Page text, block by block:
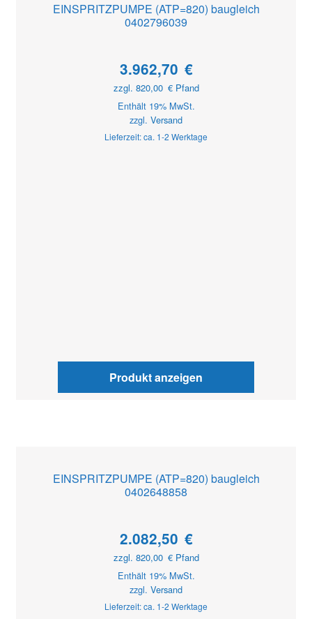
EINSPRITZPUMPE (ATP=820) baugleich
0402796039
3.962,70 €
zzgl. 820,00 €Pfand
Enthält 19% MwSt.
zzgl. Versand
Lieferzeit: ca. 1-2 Werktage
Produkt anzeigen
EINSPRITZPUMPE (ATP=820) baugleich
0402648858
2.082,50 €
zzgl. 820,00 €Pfand
Enthält 19% MwSt.
zzgl. Versand
Lieferzeit: ca. 1-2 Werktage